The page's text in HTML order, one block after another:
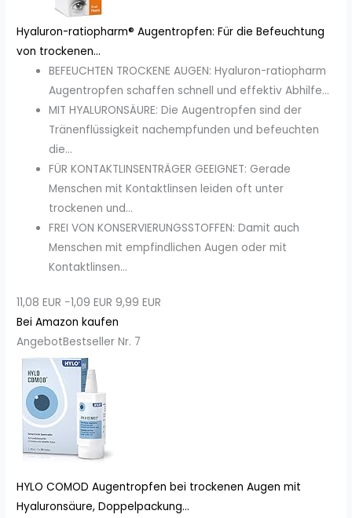
Hyaluron-ratiopharm® Augentropfen: Für die Befeuchtung
von trockenen...
BEFEUCHTEN TROCKENE AUGEN: Hyaluron-ratiopharm
Augentropfen schaffen schnell und effektiv Abhilfe...
MIT HYALURONSÄURE: Die Augentropfen sind der
Tränenflüssigkeit nachempfunden und befeuchten
die...
FÜR KONTAKTLINSENTRÄGER GEEIGNET: Gerade
Menschen mit Kontaktlinsen leiden oft unter
trockenen und...
FREI VON KONSERVIERUNGSSTOFFEN: Damit auch
Menschen mit empfindlichen Augen oder mit
Kontaktlinsen...
11,08 EUR −1,09 EUR 9,99 EUR
Bei Amazon kaufen
AngebotBestseller Nr. 7
HYLO COMOD Augentropfen bei trockenen Augen mit
Hyaluronsäure, Doppelpackung...